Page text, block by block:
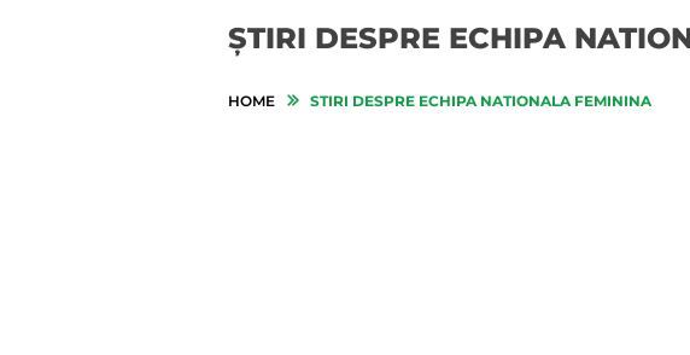
ȘTIRI DESPRE ECHIPA
HOME STIRI DESPRE ECHIPA NATIONALA FEMININA